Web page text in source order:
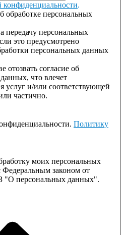
конфиденциальности.
обработке персональных
передачу персональных
это предусмотрено
персональных данных
согласие об
что влечет
услуг и/или соответствующей
частично.
Политику
моих персональных
Федеральным законом от
"О персональных данных".